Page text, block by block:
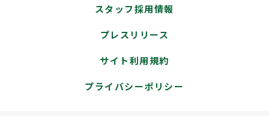
スタッフ採用情報
プレスリリース
サイト利用規約
プライバシーポリシー